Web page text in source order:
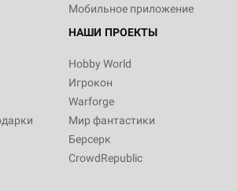
Мобильное приложение
НАШИ ПРОЕКТЫ
Hobby World
Игрокон
Warforge
Мир фантастики
Берсерк
CrowdRepublic